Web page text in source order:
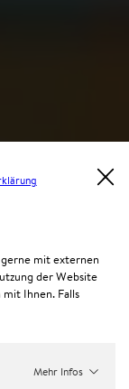
mit externen
der Website
Ihnen. Falls
Mehr Infos